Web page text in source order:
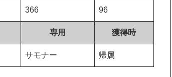
366 96
専用 獲得時
サモナー 帰属